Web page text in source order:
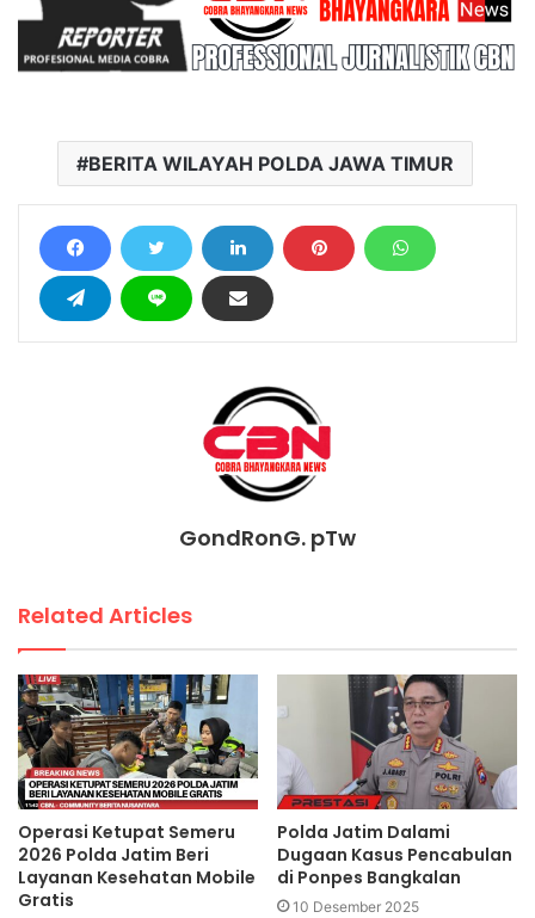
BERITA WILAYAH POLDA JAWA TIMUR
GondRonG. pTw
Related Articles
Operasi Ketupat Semeru
2026 Polda Jatim Beri
Layanan Kesehatan Mobile
Gratis
Polda Jatim Dalami
Dugaan Kasus Pencabulan
di Ponpes Bangkalan
10 Desember 2025